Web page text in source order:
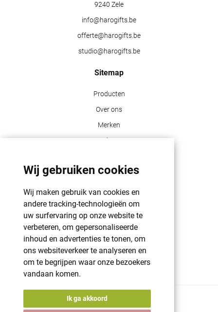
Wij gebruiken cookies
Wij maken gebruik van cookies en
andere tracking-technologieën om
uw surfervaring op onze website te
verbeteren, om gepersonaliseerde
inhoud en advertenties te tonen, om
ons websiteverkeer te analyseren en
om te begrijpen waar onze bezoekers
vandaan komen.
Ik ga akkoord
9240 Zele
info@harogifts.be
offerte@harogifts.be
studio@harogifts.be
Sitemap
Producten
Over ons
Merken
Blog
GDPR | PRIVACY POLICY | HAROGIFTS
PMS kleuren
Cookie beleid
Voorwaarden en bepalingen
Winkelwagen
© 2026 Harogifts
BE98765445